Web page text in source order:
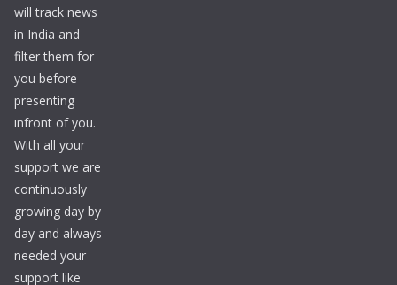
will track news
in India and
filter them for
you before
presenting
infront of you.
With all your
support we are
continuously
growing day by
day and always
needed your
support like